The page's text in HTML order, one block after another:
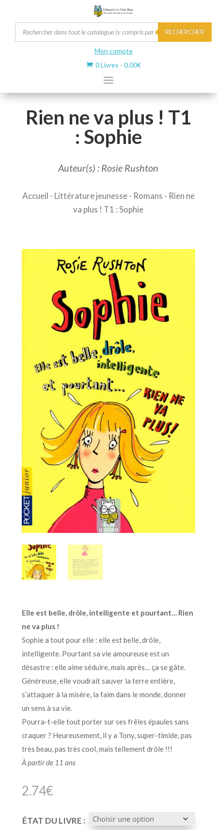
Recherche
de
produits
RECHERCHER
Mon compte
 0 Livres - 0.00€
Rien ne va plus ! T1
: Sophie
Auteur(s) : Rosie Rushton
Accueil - Littérature jeunesse- Romans - Rien ne
va plus ! T1 : Sophie
Elle est belle, drôle, intelligente et pourtant… Rien
ne va plus !
Sophie a tout pour elle : elle est belle, drôle,
intelligente. Pourtant sa vie amoureuse est un
désastre : elle aime séduire, mais après… ça se gâte.
Généreuse, elle voudrait sauver la terre entière,
s’attaquer à la misère, la faim dans le monde, donner
un sens à sa vie.
Pourra-t-elle tout porter sur ses frêles épaules sans
craquer ? Heureusement, il y a Tony, super-timide, pas
très beau, pas très cool, mais tellement drôle !!!
À partir de 11 ans
2.74€
ÉTAT DU LIVRE :